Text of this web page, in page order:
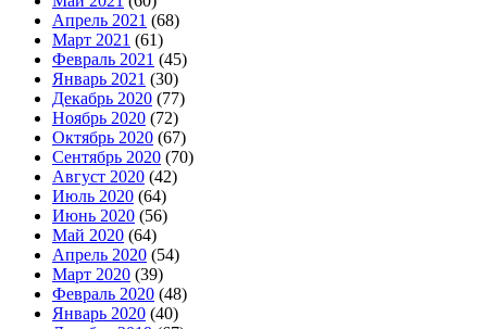
Апрель 2021 (68)
Март 2021 (61)
Февраль 2021 (45)
Январь 2021 (30)
Декабрь 2020 (77)
Ноябрь 2020 (72)
Октябрь 2020 (67)
Сентябрь 2020 (70)
Август 2020 (42)
Июль 2020 (64)
Июнь 2020 (56)
Май 2020 (64)
Апрель 2020 (54)
Март 2020 (39)
Февраль 2020 (48)
Январь 2020 (40)